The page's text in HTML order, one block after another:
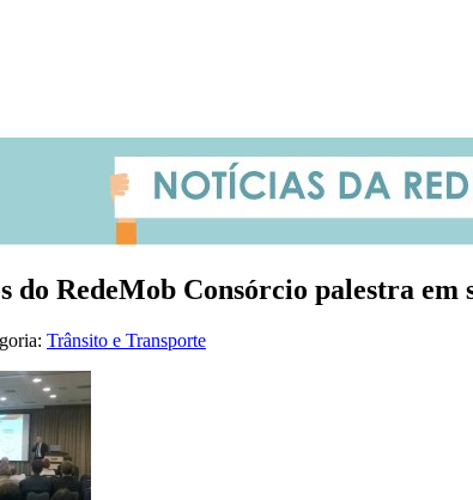
do RedeMob Consórcio palestra
Trânsito e Transporte